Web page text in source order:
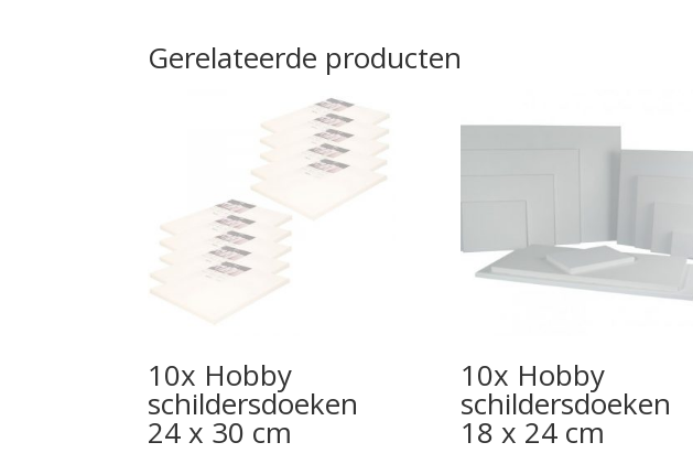
Gerelateerde producten
10x Hobby
schildersdoeken
24 x 30 cm
10x Hobby
schildersdoeken
18 x 24 cm